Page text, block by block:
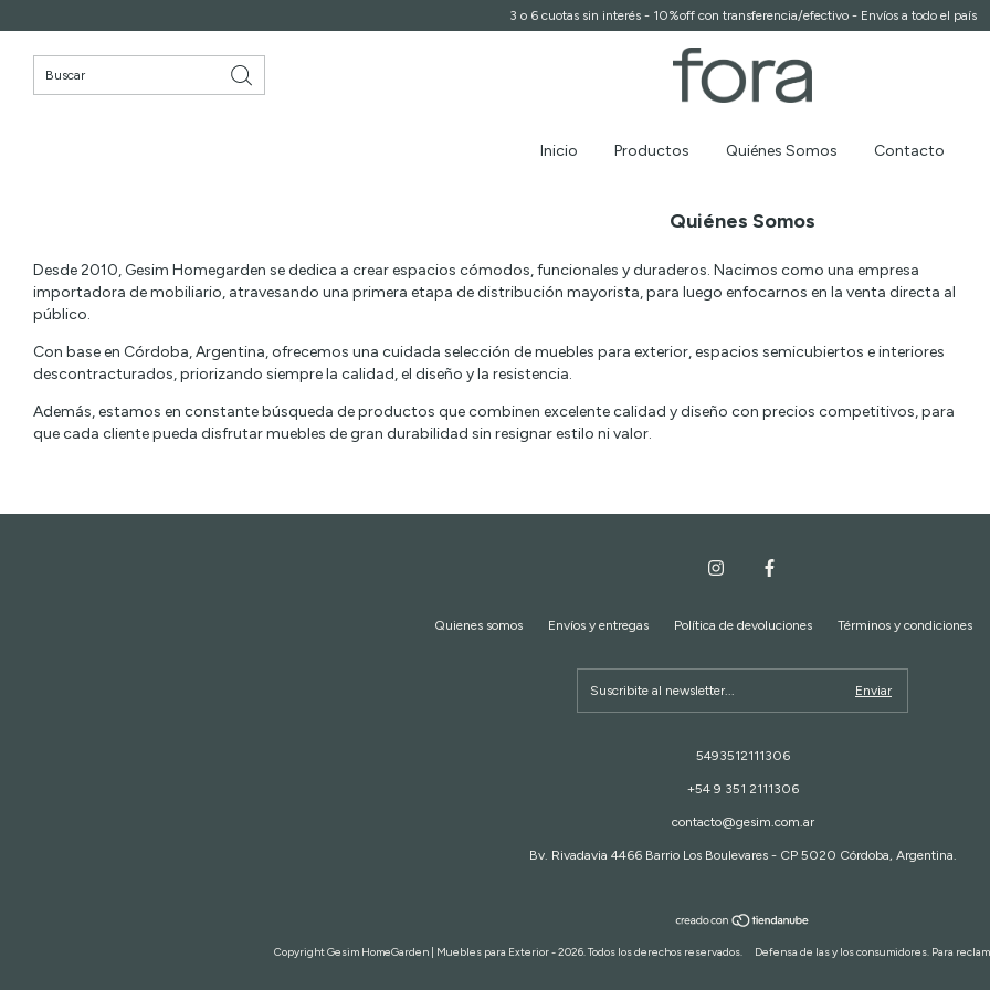
3 o 6 cuotas sin interés - 10%off con transferencia/efectivo - Envíos a todo el país
Inicio Productos Quiénes Somos Contacto
Quiénes Somos
Desde 2010, Gesim Homegarden se dedica a crear espacios cómodos, funcionales y duraderos. Nacimos como una empresa
importadora de mobiliario, atravesando una primera etapa de distribución mayorista, para luego enfocarnos en la venta directa al
público.
Con base en Córdoba, Argentina, ofrecemos una cuidada selección de muebles para exterior, espacios semicubiertos e interiores
descontracturados, priorizando siempre la calidad, el diseño y la resistencia.
Además, estamos en constante búsqueda de productos que combinen excelente calidad y diseño con precios competitivos, para
que cada cliente pueda disfrutar muebles de gran durabilidad sin resignar estilo ni valor.
Quienes somos Envíos y entregas Política de devoluciones Términos y condiciones
5493512111306
+54 9 351 2111306
contacto@gesim.com.ar
Bv. Rivadavia 4466 Barrio Los Boulevares - CP 5020 Córdoba, Argentina.
Copyright Gesim HomeGarden | Muebles para Exterior - 2026. Todos los derechos reservados. Defensa de las y los consumidores. Para